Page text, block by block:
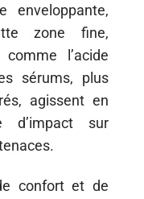
enveloppante,
zone fine,
l’acide
sérums, plus
agissent en
d’impact sur
confort et de